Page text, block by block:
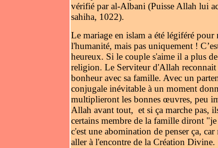
vérifié par al-Albani (Puisse Allah lui
sahiha, 1022).
Le mariage en islam a été légiféré
l'humanité, mais pas uniquement !
heureux. Si le couple s'aime il a plus
religion. Le Serviteur d'Allah reconnait
bonheur avec sa famille. Avec un
conjugale inévitable à un moment
multiplieront les bonnes œuvres, peu
Allah avant tout, et si ça marche pas,
certains membre de la famille diront
c'est une abomination de penser ça,
aller à l'encontre de la Création Divine.